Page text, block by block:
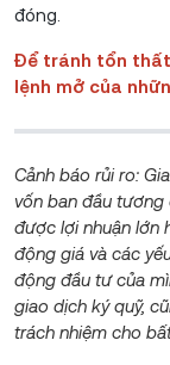
đóng.
Để tránh tổn
lệnh mở của
Cảnh báo rủi ro:
vốn ban đầu tương
được lợi nhuận lớn
động giá và các
động đầu tư của
giao dịch ký quỹ,
trách nhiệm cho